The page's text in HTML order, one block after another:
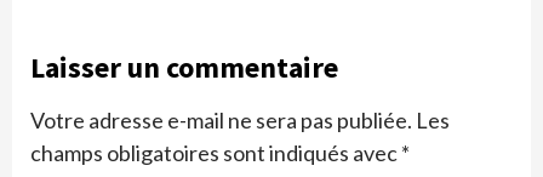
Laisser un commentaire
Votre adresse e-mail ne sera pas publiée. Les
champs obligatoires sont indiqués avec*